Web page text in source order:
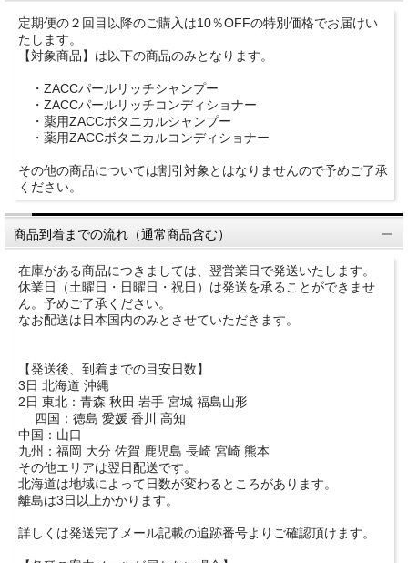
定期便の２回目以降のご購入は10％OFFの特別価格でお届けい
たします。
【対象商品】は以下の商品のみとなります。
・ZACCパールリッチシャンプー
・ZACCパールリッチコンディショナー
・薬用ZACCボタニカルシャンプー
・薬用ZACCボタニカルコンディショナー
その他の商品については割引対象とはなりませんので予めご了承
ください。
商品到着までの流れ（通常商品含む）
在庫がある商品につきましては、翌営業日で発送いたします。
休業日（土曜日・日曜日・祝日）は発送を承ることができませ
ん。予めご了承ください。
なお配送は日本国内のみとさせていただきます。
【発送後、到着までの目安日数】
3日 北海道 沖縄
2日 東北：青森 秋田 岩手 宮城 福島山形
四国：徳島 愛媛 香川 高知
中国：山口
九州：福岡 大分 佐賀 鹿児島 長崎 宮崎 熊本
その他エリアは翌日配送です。
北海道は地域によって日数が変わるところがあります。
離島は3日以上かかります。
詳しくは発送完了メール記載の追跡番号よりご確認頂けます。